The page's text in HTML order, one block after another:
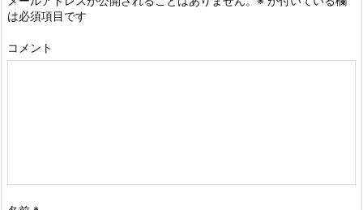
は必須項目です
コメント